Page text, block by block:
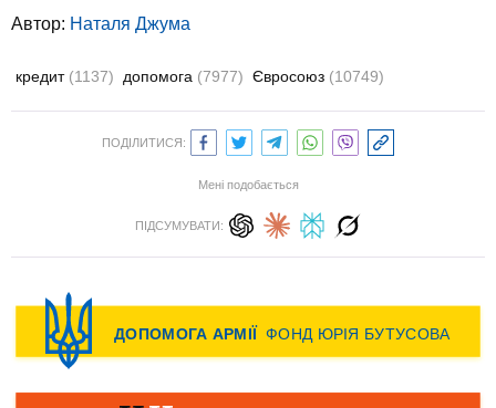
Автор: Наталя Джума
кредит (1137) допомога (7977) Євросоюз (10749)
ПОДІЛИТИСЯ:
Мені подобається
ПІДСУМУВАТИ: